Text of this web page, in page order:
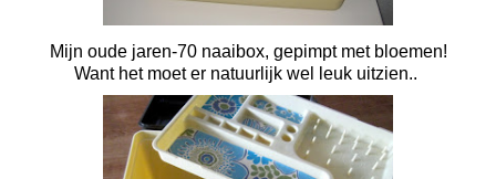
Mijn oude jaren-70 naaibox, gepimpt met bloemen!
Want het moet er natuurlijk wel leuk uitzien..